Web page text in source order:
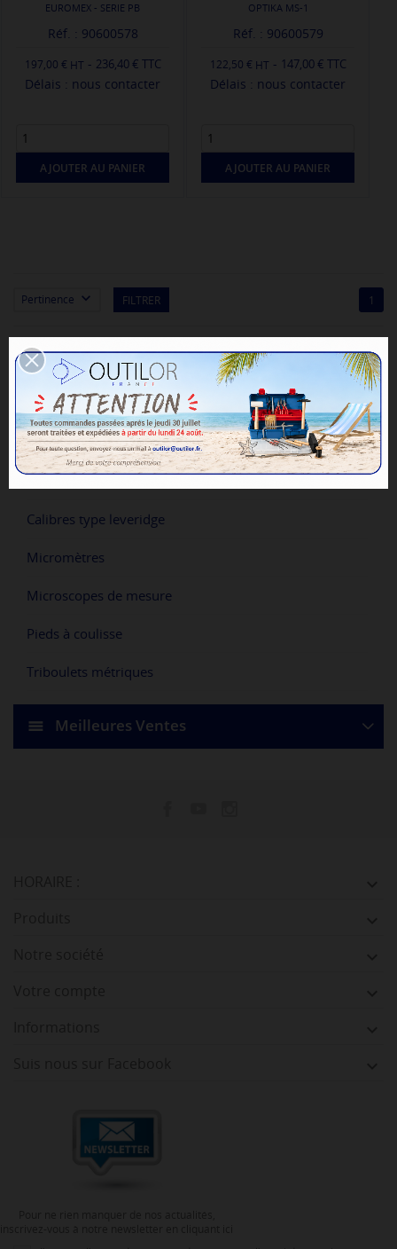
Instruments de mesure
Baguiers
Calibres type leveridge
Micromètres
Microscopes de mesure
Pieds à coulisse
Triboulets métriques
Meilleures Ventes
EUROMEX - SERIE PB
Réf. : 90600578
197,00 € - 236,40 € TTC
Délais : nous contacter
AJOUTER AU PANIER
OPTIKA MS-1
Réf. : 90600579
122,50 € - 147,00 € TTC
Délais : nous contacter
AJOUTER AU PANIER
Pertinence  FILTRER 1